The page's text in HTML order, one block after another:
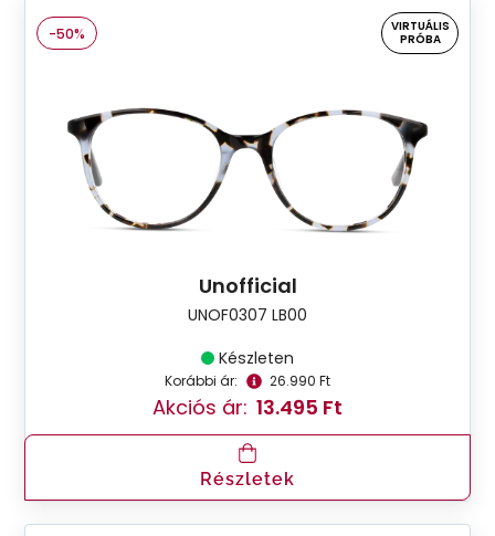
-50%
VIRTUÁLIS
PRÓBA
Unofficial
UNOF0307 LB00
Készleten
Korábbi ár: 26.990 Ft
Akciós ár: 13.495 Ft
Részletek